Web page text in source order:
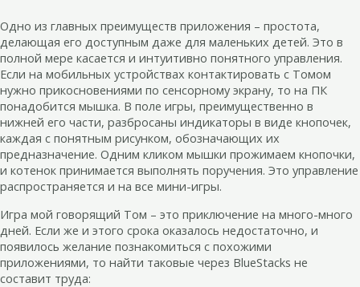
Одно из главных преимуществ приложения – простота,
делающая его доступным даже для маленьких детей. Это в
полной мере касается и интуитивно понятного управления.
Если на мобильных устройствах контактировать с Томом
нужно прикосновениями по сенсорному экрану, то на ПК
понадобится мышка. В поле игры, преимущественно в
нижней его части, разбросаны индикаторы в виде кнопочек,
каждая с понятным рисунком, обозначающих их
предназначение. Одним кликом мышки прожимаем кнопочки,
и котенок принимается выполнять поручения. Это управление
распространяется и на все мини-игры.
Игра мой говорящий Том – это приключение на много-много
дней. Если же и этого срока оказалось недостаточно, и
появилось желание познакомиться с похожими
приложениями, то найти таковые через BlueStacks не
составит труда: